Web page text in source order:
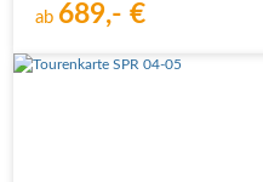
ab 689,- €